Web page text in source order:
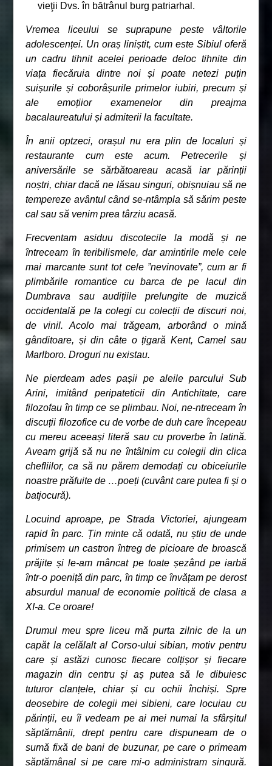
vieţii Dvs. în bătrânul burg patriarhal.
Vremea liceului se suprapune peste vâltorile
adolescenței. Un oraș liniștit, cum este Sibiul oferă
un cadru tihnit acelei perioade deloc tihnite din
viața fiecăruia dintre noi și poate netezi puțin
suișurile și coborâșurile primelor iubiri, precum și
ale emoțiior examenelor din preajma
bacalaureatului și admiterii la facultate.
În anii optzeci, orașul nu era plin de localuri și
restaurante cum este acum. Petrecerile și
aniversările se sărbătoareau acasă iar părinții
noștri, chiar dacă ne lăsau singuri, obișnuiau să ne
tempereze avântul când se-ntâmpla să sărim peste
cal sau să venim prea târziu acasă.
Frecventam asiduu discotecile la modă și ne
întreceam în teribilismele, dar amintirile mele cele
mai marcante sunt tot cele ”nevinovate”, cum ar fi
plimbările romantice cu barca de pe lacul din
Dumbrava sau audițiile prelungite de muzică
occidentală pe la colegi cu colecții de discuri noi,
de vinil. Acolo mai trăgeam, arborând o mină
gânditoare, și din câte o țigară Kent, Camel sau
Marlboro. Droguri nu existau.
Ne pierdeam ades pașii pe aleile parcului Sub
Arini, imitând peripateticii din Antichitate, care
filozofau în timp ce se plimbau. Noi, ne-ntreceam în
discuții filozofice cu de vorbe de duh care începeau
cu mereu aceeași literă sau cu proverbe în latină.
Aveam grijă să nu ne întâlnim cu colegii din clica
chefliilor, ca să nu părem demodați cu obiceiurile
noastre prăfuite de …poeți (cuvânt care putea fi și o
batjocură).
Locuind aproape, pe Strada Victoriei, ajungeam
rapid în parc. Țin minte că odată, nu știu de unde
primisem un castron întreg de picioare de broască
prăjite și le-am mâncat pe toate șezând pe iarbă
într-o poeniță din parc, în timp ce învățam pe derost
absurdul manual de economie politică de clasa a
XI-a. Ce oroare!
Drumul meu spre liceu mă purta zilnic de la un
capăt la celălalt al Corso-ului sibian, motiv pentru
care și astăzi cunosc fiecare colțișor și fiecare
magazin din centru și aș putea să le dibuiesc
tuturor clanțele, chiar și cu ochii închiși. Spre
deosebire de colegii mei sibieni, care locuiau cu
părinții, eu îi vedeam pe ai mei numai la sfârșitul
săptămânii, drept pentru care dispuneam de o
sumă fixă de bani de buzunar, pe care o primeam
săptămânal și pe care mi-o administram singură.